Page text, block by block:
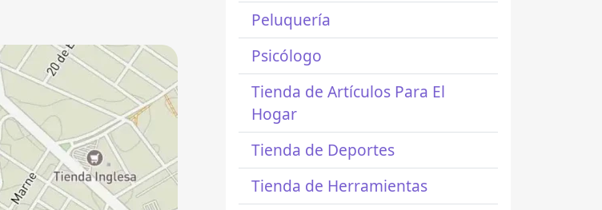
Peluquería
Psicólogo
Tienda de Artículos Para El
Hogar
Tienda de Deportes
Tienda de Herramientas